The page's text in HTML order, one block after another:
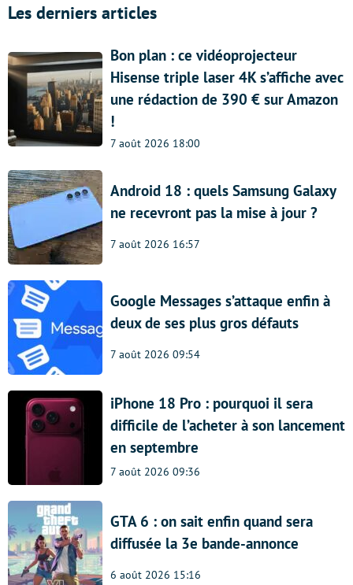
Les derniers articles
Bon plan : ce vidéoprojecteur
Hisense triple laser 4K s’affiche avec
une rédaction de 390 € sur Amazon
!
7 août 2026 18:00
Android 18 : quels Samsung Galaxy
ne recevront pas la mise à jour ?
7 août 2026 16:57
Google Messages s’attaque enfin à
deux de ses plus gros défauts
7 août 2026 09:54
iPhone 18 Pro : pourquoi il sera
difficile de l’acheter à son lancement
en septembre
7 août 2026 09:36
GTA 6 : on sait enfin quand sera
diffusée la 3e bande-annonce
6 août 2026 15:16